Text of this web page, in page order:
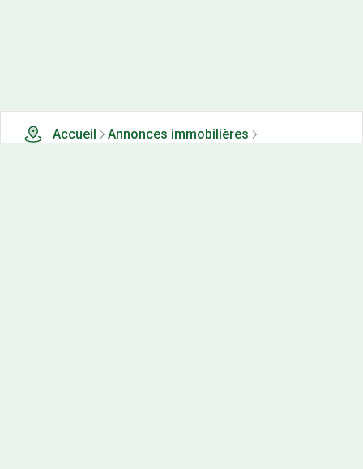
Accueil
Annonces immobilières